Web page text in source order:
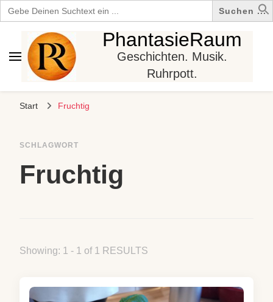
Search
for:
PhantasieRaum
Geschichten. Musik.
Ruhrpott.
Start Fruchtig
SCHLAGWORT
Fruchtig
Showing: 1 - 1 of 1 RESULTS